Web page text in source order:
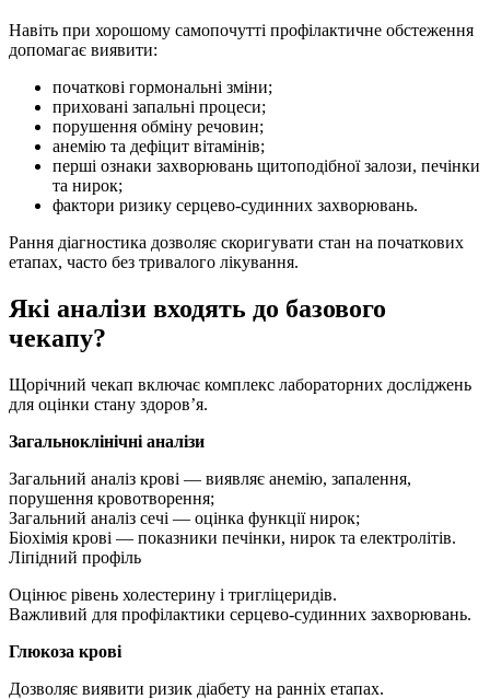
Навіть при хорошому самопочутті профілактичне обстеження
допомагає виявити:
початкові гормональні зміни;
приховані запальні процеси;
порушення обміну речовин;
анемію та дефіцит вітамінів;
перші ознаки захворювань щитоподібної залози, печінки
та нирок;
фактори ризику серцево-судинних захворювань.
Рання діагностика дозволяє скоригувати стан на початкових
етапах, часто без тривалого лікування.
Які аналізи входять до базового
чекапу?
Щорічний чекап включає комплекс лабораторних досліджень
для оцінки стану здоров’я.
Загальноклінічні аналізи
Загальний аналіз крові — виявляє анемію, запалення,
порушення кровотворення;
Загальний аналіз сечі — оцінка функції нирок;
Біохімія крові — показники печінки, нирок та електролітів.
Ліпідний профіль
Оцінює рівень холестерину і тригліцеридів.
Важливий для профілактики серцево-судинних захворювань.
Глюкоза крові
Дозволяє виявити ризик діабету на ранніх етапах.